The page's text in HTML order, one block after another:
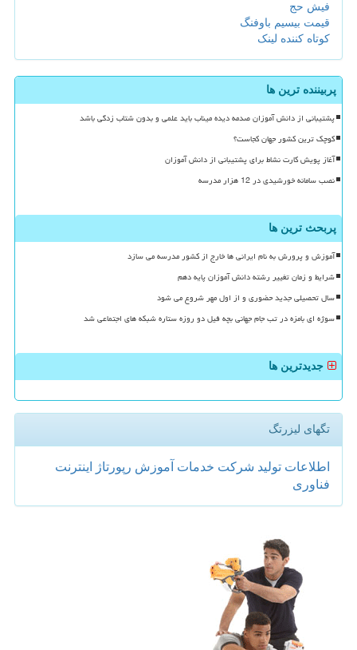
فیش حج
قیمت بیسیم باوفنگ
کوتاه کننده لینک
پربیننده ترین ها
پشتیبانی از دانش آموزان صدمه دیده میناب باید علمی و بدون شتاب زدگی باشد
کوچک ترین کشور جهان کجاست؟
آغاز پویش کارت نشاط برای پشتیبانی از دانش آموزان
نصب سامانه خورشیدی در 12 هزار مدرسه
پربحث ترین ها
آموزش و پرورش به نام ایرانی ها خارج از کشور مدرسه می سازد
شرایط و زمان تغییر رشته دانش آموزان پایه دهم
سال تحصیلی جدید حضوری و از اول مهر شروع می شود
سوژه ای بامزه در تب جام جهانی بچه فیل دو روزه ستاره شبکه های اجتماعی شد
جدیدترین ها
تگهای لیزرتگ
اطلاعات تولید شركت خدمات آموزش رپورتاژ
اینترنت
فناوری